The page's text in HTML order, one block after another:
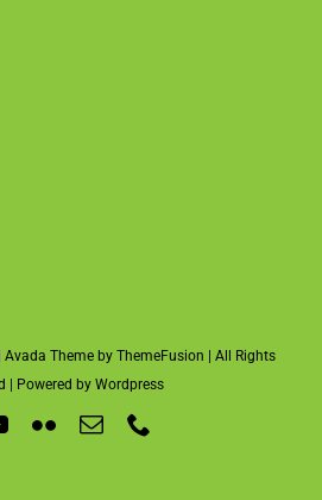
Theme by ThemeFusion | All Rights
| Powered by Wordpress